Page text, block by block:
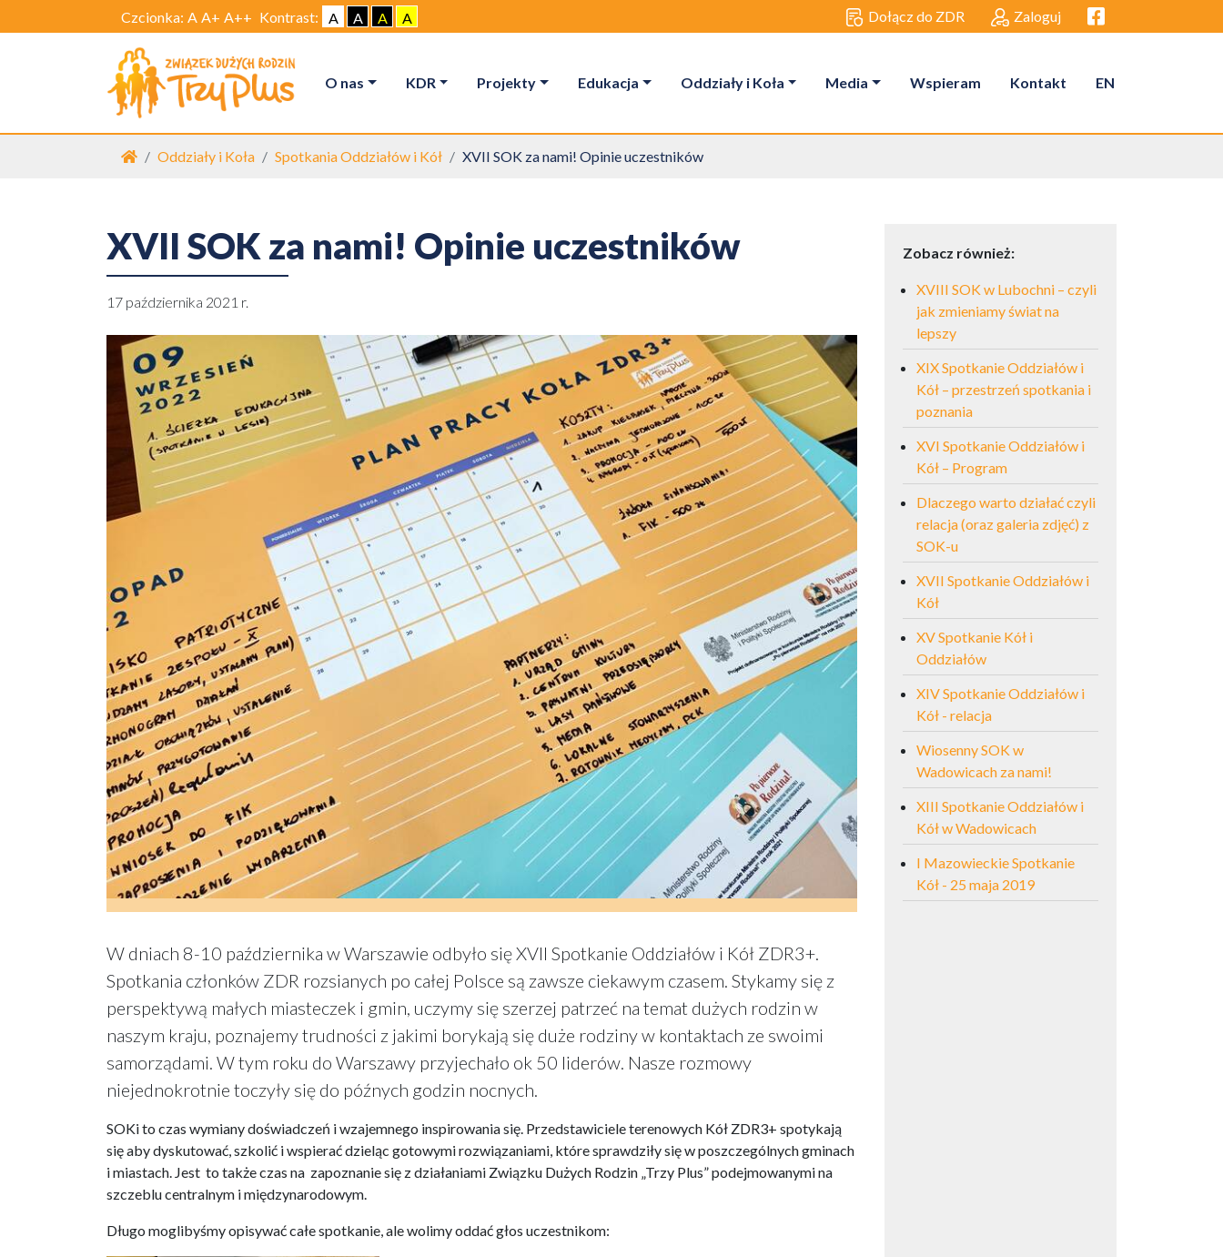
Czcionka: A A+ A++ Kontrast: A A A A Dołącz do ZDR Zaloguj Facebook link
O nas KDR Projekty Edukacja Oddziały i Koła Media Wspieram Kontakt EN
Strona główna
Oddziały i Koła Spotkania Oddziałów i Kół XVII SOK za nami! Opinie uczestników
XVII SOK za nami! Opinie uczestników
17 października 2021 r.
W dniach 8-10 października w Warszawie odbyło się XVII Spotkanie Oddziałów i Kół ZDR3+.
Spotkania członków ZDR rozsianych po całej Polsce są zawsze ciekawym czasem. Stykamy się z
perspektywą małych miasteczek i gmin, uczymy się szerzej patrzeć na temat dużych rodzin w
naszym kraju, poznajemy trudności z jakimi borykają się duże rodziny w kontaktach ze swoimi
samorządami. W tym roku do Warszawy przyjechało ok 50 liderów. Nasze rozmowy
niejednokrotnie toczyły się do późnych godzin nocnych.
SOKi to czas wymiany doświadczeń i wzajemnego inspirowania się. Przedstawiciele terenowych Kół ZDR3+ spotykają
się aby dyskutować, szkolić i wspierać dzieląc gotowymi rozwiązaniami, które sprawdziły się w poszczególnych gminach
i miastach. Jest to także czas na zapoznanie się z działaniami Związku Dużych Rodzin „Trzy Plus” podejmowanymi na
szczeblu centralnym i międzynarodowym.
Długo moglibyśmy opisywać całe spotkanie, ale wolimy oddać głos uczestnikom:
Zobacz również:
XVIII SOK w Lubochni – czyli
jak zmieniamy świat na
lepszy
XIX Spotkanie Oddziałów i
Kół – przestrzeń spotkania i
poznania
XVI Spotkanie Oddziałów i
Kół – Program
Dlaczego warto działać czyli
relacja (oraz galeria zdjęć) z
SOK-u
XVII Spotkanie Oddziałów i
Kół
XV Spotkanie Kół i
Oddziałów
XIV Spotkanie Oddziałów i
Kół - relacja
Wiosenny SOK w
Wadowicach za nami!
XIII Spotkanie Oddziałów i
Kół w Wadowicach
I Mazowieckie Spotkanie
Kół - 25 maja 2019